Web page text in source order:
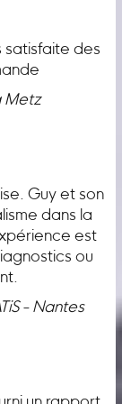
satisfaite des
Metz
Guy et son
dans la
est
ou
- Nantes